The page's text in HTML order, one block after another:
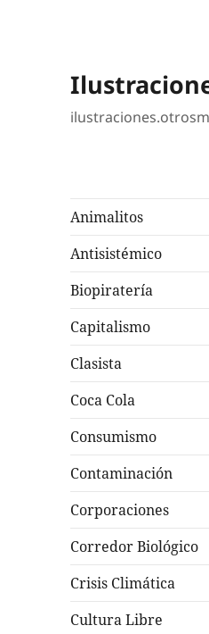
Animalitos
Antisistémico
Biopiratería
Capitalismo
Clasista
Coca Cola
Consumismo
Contaminación
Corporaciones
Corredor Biológico
Crisis Climática
Cultura Libre